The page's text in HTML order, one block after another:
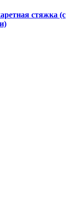
стяжка (с